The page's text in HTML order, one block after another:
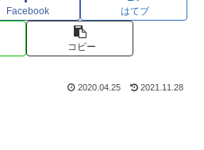
Facebook はてブ
コピー
2020.04.25 2021.11.28